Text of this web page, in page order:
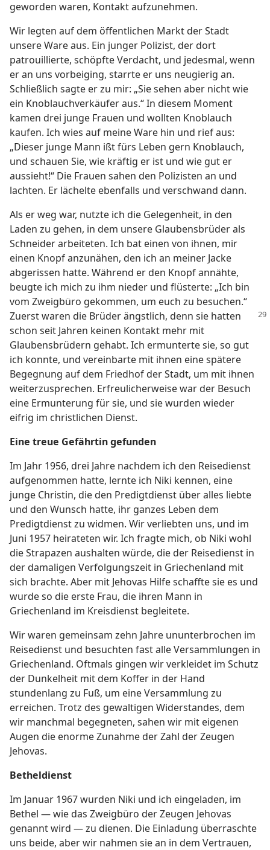
geworden waren, Kontakt aufzunehmen.
Wir legten auf dem öffentlichen Markt der Stadt
unsere Ware aus. Ein junger Polizist, der dort
patrouillierte, schöpfte Verdacht, und jedesmal, wenn
er an uns vorbeiging, starrte er uns neugierig an.
Schließlich sagte er zu mir: „Sie sehen aber nicht wie
ein Knoblauchverkäufer aus.“ In diesem Moment
kamen drei junge Frauen und wollten Knoblauch
kaufen. Ich wies auf meine Ware hin und rief aus:
„Dieser junge Mann ißt fürs Leben gern Knoblauch,
und schauen Sie, wie kräftig er ist und wie gut er
aussieht!“ Die Frauen sahen den Polizisten an und
lachten. Er lächelte ebenfalls und verschwand dann.
Als er weg war, nutzte ich die Gelegenheit, in den
Laden zu gehen, in dem unsere Glaubensbrüder als
Schneider arbeiteten. Ich bat einen von ihnen, mir
einen Knopf anzunähen, den ich an meiner Jacke
abgerissen hatte. Während er den Knopf annähte,
beugte ich mich zu ihm nieder und flüsterte: „Ich bin
vom Zweigbüro gekommen, um euch zu besuchen.“
Zuerst waren die Brüder ängstlich, denn sie hatten
schon seit Jahren keinen Kontakt mehr mit
Glaubensbrüdern gehabt. Ich ermunterte sie, so gut
ich konnte, und vereinbarte mit ihnen eine spätere
Begegnung auf dem Friedhof der Stadt, um mit ihnen
weiterzusprechen. Erfreulicherweise war der Besuch
eine Ermunterung für sie, und sie wurden wieder
eifrig im christlichen Dienst.
Eine treue Gefährtin gefunden
Im Jahr 1956, drei Jahre nachdem ich den Reisedienst
aufgenommen hatte, lernte ich Niki kennen, eine
junge Christin, die den Predigtdienst über alles liebte
und den Wunsch hatte, ihr ganzes Leben dem
Predigtdienst zu widmen. Wir verliebten uns, und im
Juni 1957 heirateten wir. Ich fragte mich, ob Niki wohl
die Strapazen aushalten würde, die der Reisedienst in
der damaligen Verfolgungszeit in Griechenland mit
sich brachte. Aber mit Jehovas Hilfe schaffte sie es und
wurde so die erste Frau, die ihren Mann in
Griechenland im Kreisdienst begleitete.
Wir waren gemeinsam zehn Jahre ununterbrochen im
Reisedienst und besuchten fast alle Versammlungen in
Griechenland. Oftmals gingen wir verkleidet im Schutz
der Dunkelheit mit dem Koffer in der Hand
stundenlang zu Fuß, um eine Versammlung zu
erreichen. Trotz des gewaltigen Widerstandes, dem
wir manchmal begegneten, sahen wir mit eigenen
Augen die enorme Zunahme der Zahl der Zeugen
Jehovas.
Betheldienst
Im Januar 1967 wurden Niki und ich eingeladen, im
Bethel — wie das Zweigbüro der Zeugen Jehovas
genannt wird — zu dienen. Die Einladung überraschte
uns beide, aber wir nahmen sie an in dem Vertrauen,